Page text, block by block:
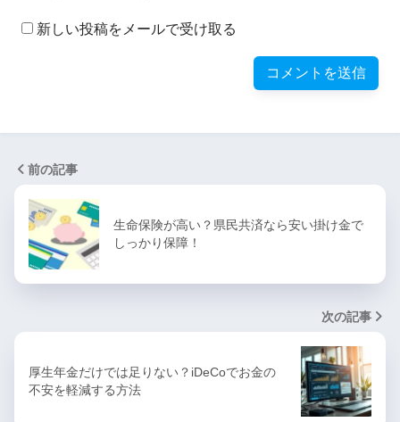
新しい投稿をメールで受け取る
前の記事
生命保険が高い？県民共済なら安い掛け金で
しっかり保障！
次の記事
厚生年金だけでは足りない？iDeCoでお金の
不安を軽減する方法